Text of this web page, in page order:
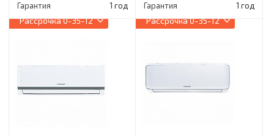
Гарантия 1 год Гарантия 1 год
Рассрочка0-35-12 Рассрочка0-35-12